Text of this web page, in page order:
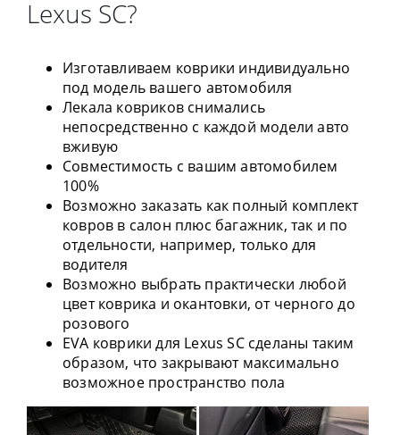
Lexus SC?
Изготавливаем коврики индивидуально
под модель вашего автомобиля
Лекала ковриков снимались
непосредственно с каждой модели авто
вживую
Совместимость с вашим автомобилем
100%
Возможно заказать как полный комплект
ковров в салон плюс багажник, так и по
отдельности, например, только для
водителя
Возможно выбрать практически любой
цвет коврика и окантовки, от черного до
розового
EVA коврики для Lexus SC сделаны таким
образом, что закрывают максимально
возможное пространство пола